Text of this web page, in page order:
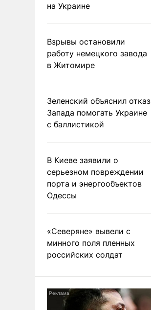
на Украине
Взрывы остановили
работу немецкого завода
в Житомире
Зеленский объяснил отказ
Запада помогать Украине
с баллистикой
В Киеве заявили о
серьезном повреждении
порта и энергообъектов
Одессы
«Северяне» вывели с
минного поля пленных
российских солдат